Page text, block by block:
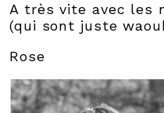
A très vite avec les
(qui sont juste
Rose